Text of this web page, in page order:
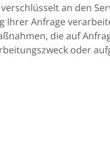
an den
Ihrer Anfrage
die auf
oder